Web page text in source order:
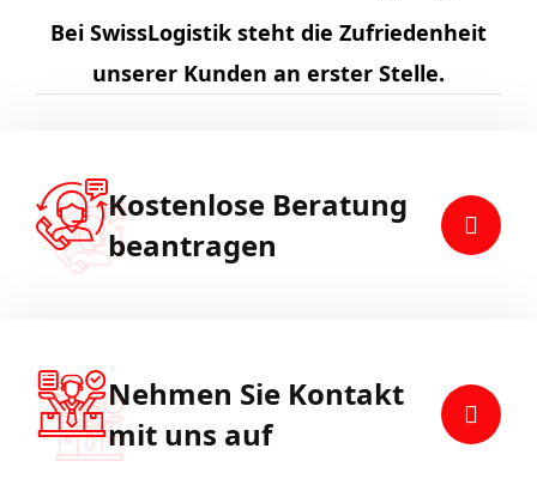
Bei SwissLogistik steht die Zufriedenheit
unserer Kunden an erster Stelle.
Kostenlose Beratung
beantragen
Nehmen Sie Kontakt
mit uns auf